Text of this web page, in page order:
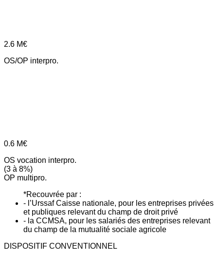
2.6 M€
OS/OP interpro.
0.6 M€
OS vocation interpro.
(3 à 8%)
OP multipro.
*Recouvrée par :
- l’Urssaf Caisse nationale, pour les entreprises privées
et publiques relevant du champ de droit privé
- la CCMSA, pour les salariés des entreprises relevant
du champ de la mutualité sociale agricole
DISPOSITIF CONVENTIONNEL